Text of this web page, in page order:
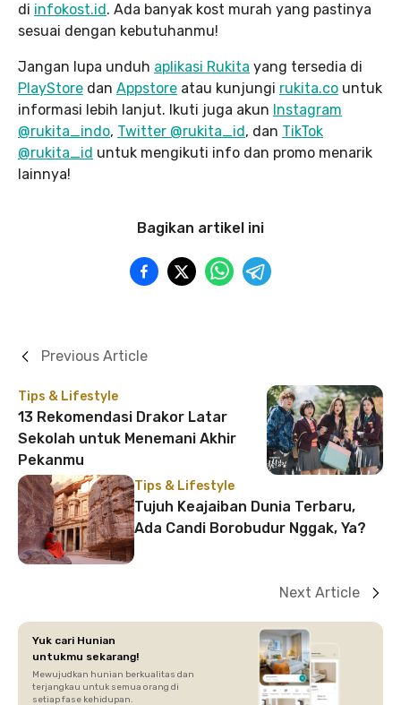
di infokost.id. Ada banyak kost murah yang pastinya
sesuai dengan kebutuhanmu!
Jangan lupa unduh aplikasi Rukita yang tersedia di
PlayStore dan Appstore atau kunjungi rukita.co untuk
informasi lebih lanjut. Ikuti juga akun Instagram
@rukita_indo, Twitter @rukita_id, dan TikTok
@rukita_id untuk mengikuti info dan promo menarik
lainnya!
Bagikan artikel ini
Tips & Lifestyle
13 Rekomendasi Drakor Latar
Sekolah untuk Menemani Akhir
Pekanmu
Previous Article
Tips & Lifestyle
Tujuh Keajaiban Dunia Terbaru,
Ada Candi Borobudur Nggak, Ya?
Next Article
Yuk cari Hunian
untukmu sekarang!
Mewujudkan hunian berkualitas dan
terjangkau untuk semua orang di
setiap fase kehidupan.